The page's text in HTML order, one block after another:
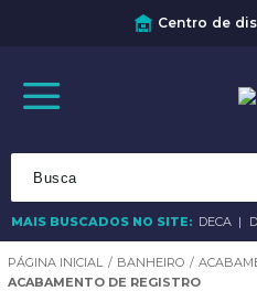
Centro de
MAIS BUSCADOS NO SITE: DECA
BANHEIRO
ACABAMENTO DE REGISTRO